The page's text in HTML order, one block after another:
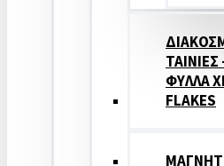
ΦΥΛΛΑ
FLAKES